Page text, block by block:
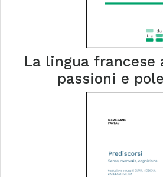
La lingua francese
passioni e